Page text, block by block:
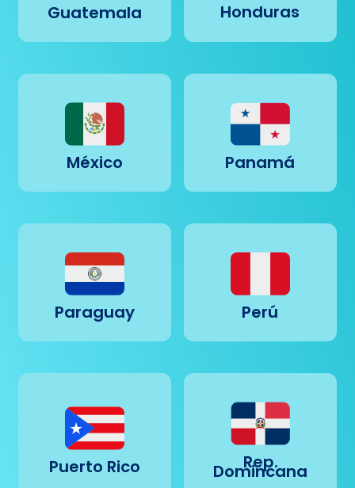
Guatemala Honduras
México Panamá
Paraguay Perú
Puerto Rico Rep.
Domincana